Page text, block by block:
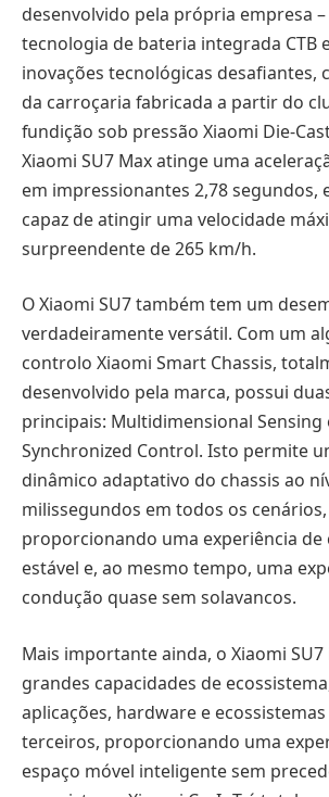
desenvolvido pela própria empresa
tecnologia de bateria integrada CTB
inovações tecnológicas desafiantes,
da carroçaria fabricada a partir do
fundição sob pressão Xiaomi Die-
Xiaomi SU7 Max atinge uma
em impressionantes 2,78 segundos,
capaz de atingir uma velocidade
surpreendente de 265 km/h.
O Xiaomi SU7 também tem um
verdadeiramente versátil. Com um
controlo Xiaomi Smart Chassis,
desenvolvido pela marca, possui
principais: Multidimensional Sensing
Synchronized Control. Isto permite
dinâmico adaptativo do chassis ao
milissegundos em todos os cenários,
proporcionando uma experiência de
estável e, ao mesmo tempo, uma
condução quase sem solavancos.
Mais importante ainda, o Xiaomi
grandes capacidades de
aplicações, hardware e
terceiros, proporcionando uma
espaço móvel inteligente sem